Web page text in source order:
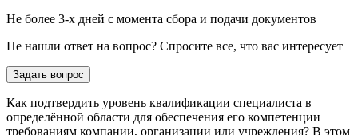
Не более 3-х дней с момента сбора и подачи документов
Не нашли ответ на вопрос? Спросите все, что вас интересует
Задать вопрос
Как подтвердить уровень квалификации специалиста в
определённой области для обеспечения его компетенции
требованиям компании, организации или учреждения? В этом